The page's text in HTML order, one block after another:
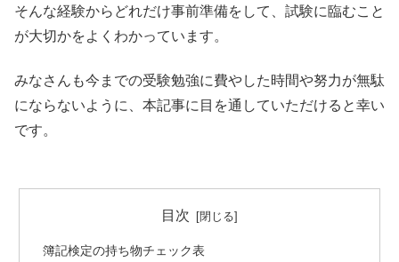
そんな経験からどれだけ事前準備をして、試験に臨むこと
が大切かをよくわかっています。
みなさんも今までの受験勉強に費やした時間や努力が無駄
にならないように、本記事に目を通していただけると幸い
です。
目次
簿記検定の持ち物チェック表